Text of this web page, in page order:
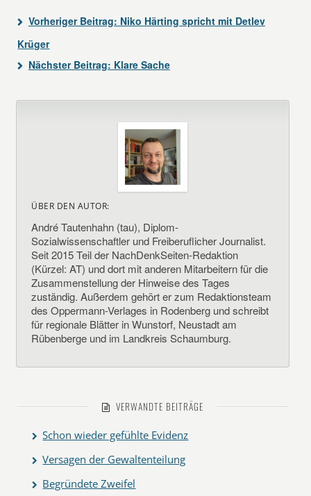
Vorheriger Beitrag: Niko Härting spricht mit Detlev
Krüger
Nächster Beitrag: Klare Sache
ÜBER DEN AUTOR:
André Tautenhahn (tau), Diplom-
Sozialwissenschaftler und Freiberuflicher Journalist.
Seit 2015 Teil der NachDenkSeiten-Redaktion
(Kürzel: AT) und dort mit anderen Mitarbeitern für die
Zusammenstellung der Hinweise des Tages
zuständig. Außerdem gehört er zum Redaktionsteam
des Oppermann-Verlages in Rodenberg und schreibt
für regionale Blätter in Wunstorf, Neustadt am
Rübenberge und im Landkreis Schaumburg.
VERWANDTE BEITRÄGE
Schon wieder gefühlte Evidenz
Versagen der Gewaltenteilung
Begründete Zweifel